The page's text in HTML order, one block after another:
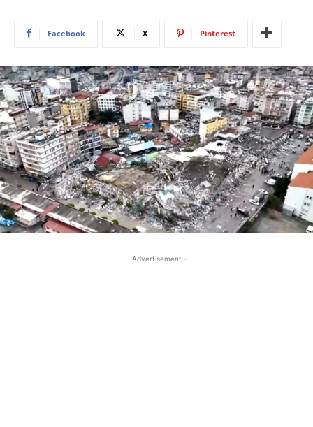
Facebook X Pinterest
- Advertisement -